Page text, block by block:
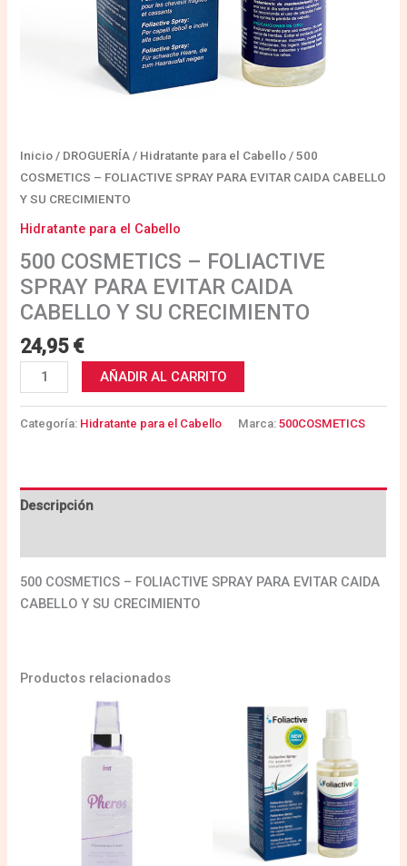
Inicio / DROGUERÍA / Hidratante para el Cabello / 500
COSMETICS – FOLIACTIVE SPRAY PARA EVITAR CAIDA CABELLO
Y SU CRECIMIENTO
Hidratante para el Cabello
500 COSMETICS – FOLIACTIVE
SPRAY PARA EVITAR CAIDA
CABELLO Y SU CRECIMIENTO
24,95 €
AÑADIR AL CARRITO
Categoría: Hidratante para el Cabello Marca:500COSMETICS
Descripción
500 COSMETICS – FOLIACTIVE SPRAY PARA EVITAR CAIDA
CABELLO Y SU CRECIMIENTO
Productos relacionados